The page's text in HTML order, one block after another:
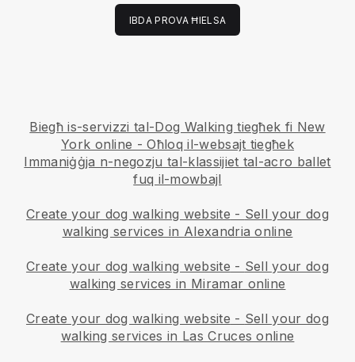
IBDA PROVA ĦIELSA
Biegħ is-servizzi tal-Dog Walking tiegħek fi New
York online - Oħloq il-websajt tiegħek
Immaniġġja n-negozju tal-klassijiet tal-acro ballet
fuq il-mowbajl
Create your dog walking website - Sell your dog
walking services in Alexandria online
Create your dog walking website - Sell your dog
walking services in Miramar online
Create your dog walking website - Sell your dog
walking services in Las Cruces online